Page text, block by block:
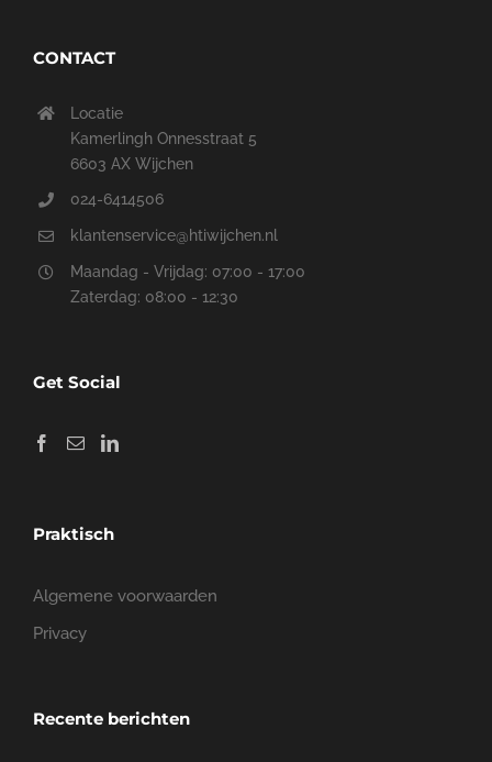
CONTACT
Locatie
Kamerlingh Onnesstraat 5
6603 AX Wijchen
024-6414506
klantenservice@htiwijchen.nl
Maandag - Vrijdag: 07:00 - 17:00
Zaterdag: 08:00 - 12:30
Get Social
Praktisch
Algemene voorwaarden
Privacy
Recente berichten